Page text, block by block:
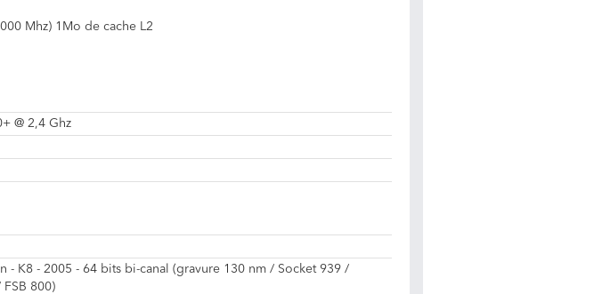
Mhz) 1Mo de cache L2
@ 2,4 Ghz
- K8 - 2005 - 64 bits bi-canal (gravure 130 nm / Socket 939 /
800)